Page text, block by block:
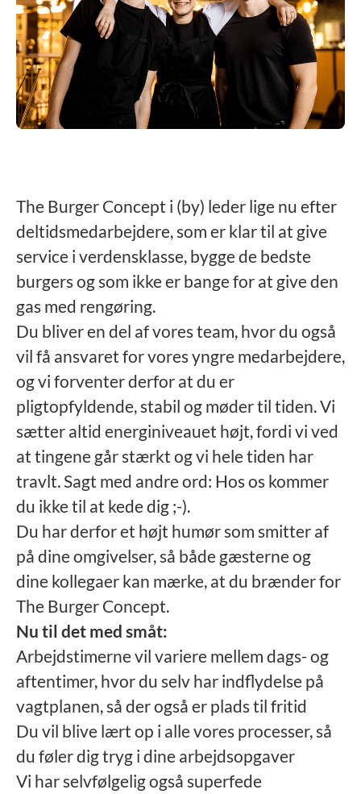
The Burger Concept i (by) leder lige nu efter
deltidsmedarbejdere, som er klar til at give
service i verdensklasse, bygge de bedste
burgers og som ikke er bange for at give den
gas med rengøring.
Du bliver en del af vores team, hvor du også
vil få ansvaret for vores yngre medarbejdere,
og vi forventer derfor at du er
pligtopfyldende, stabil og møder til tiden. Vi
sætter altid energiniveauet højt, fordi vi ved
at tingene går stærkt og vi hele tiden har
travlt. Sagt med andre ord: Hos os kommer
du ikke til at kede dig ;-).
Du har derfor et højt humør som smitter af
på dine omgivelser, så både gæsterne og
dine kollegaer kan mærke, at du brænder for
The Burger Concept.
Nu til det med småt:
Arbejdstimerne vil variere mellem dags- og
aftentimer, hvor du selv har indflydelse på
vagtplanen, så der også er plads til fritid
Du vil blive lært op i alle vores processer, så
du føler dig tryg i dine arbejdsopgaver
Vi har selvfølgelig også superfede